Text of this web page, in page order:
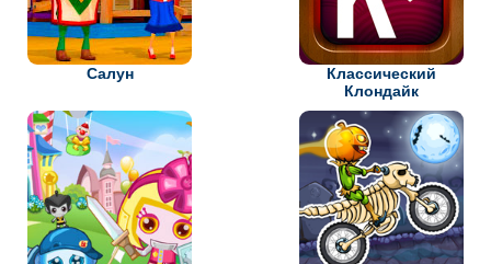
Салун
Классический
Клондайк